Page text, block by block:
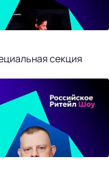
секция